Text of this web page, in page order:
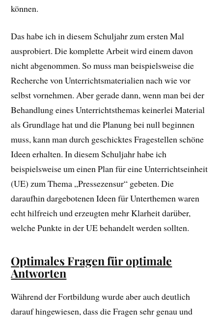
können.
Das habe ich in diesem Schuljahr zum ersten Mal
ausprobiert. Die komplette Arbeit wird einem davon
nicht abgenommen. So muss man beispielsweise die
Recherche von Unterrichtsmaterialien nach wie vor
selbst vornehmen. Aber gerade dann, wenn man bei der
Behandlung eines Unterrichtsthemas keinerlei Material
als Grundlage hat und die Planung bei null beginnen
muss, kann man durch geschicktes Fragestellen schöne
Ideen erhalten. In diesem Schuljahr habe ich
beispielsweise um einen Plan für eine Unterrichtseinheit
(UE) zum Thema „Pressezensur“ gebeten. Die
daraufhin dargebotenen Ideen für Unterthemen waren
echt hilfreich und erzeugten mehr Klarheit darüber,
welche Punkte in der UE behandelt werden sollten.
Optimales Fragen für optimale
Antworten
Während der Fortbildung wurde aber auch deutlich
darauf hingewiesen, dass die Fragen sehr genau und